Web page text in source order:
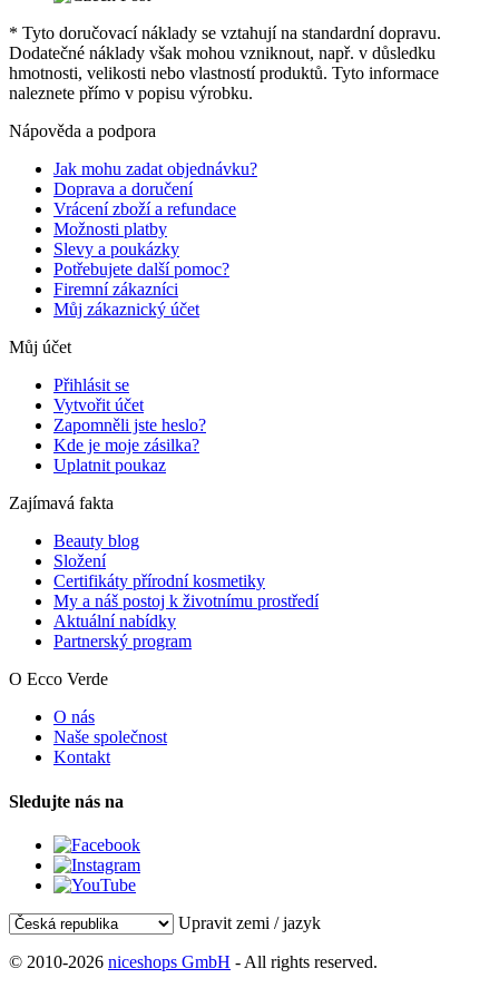
* Tyto doručovací náklady se vztahují na standardní dopravu.
Dodatečné náklady však mohou vzniknout, např. v důsledku
hmotnosti, velikosti nebo vlastností produktů. Tyto informace
naleznete přímo v popisu výrobku.
Nápověda a podpora
Jak mohu zadat objednávku?
Doprava a doručení
Vrácení zboží a refundace
Možnosti platby
Slevy a poukázky
Potřebujete další pomoc?
Firemní zákazníci
Můj zákaznický účet
Můj účet
Přihlásit se
Vytvořit účet
Zapomněli jste heslo?
Kde je moje zásilka?
Uplatnit poukaz
Zajímavá fakta
Beauty blog
Složení
Certifikáty přírodní kosmetiky
My a náš postoj k životnímu prostředí
Aktuální nabídky
Partnerský program
O Ecco Verde
O nás
Naše společnost
Kontakt
Sledujte nás na
Upravit zemi / jazyk
© 2010-2026 niceshops GmbH - All rights reserved.